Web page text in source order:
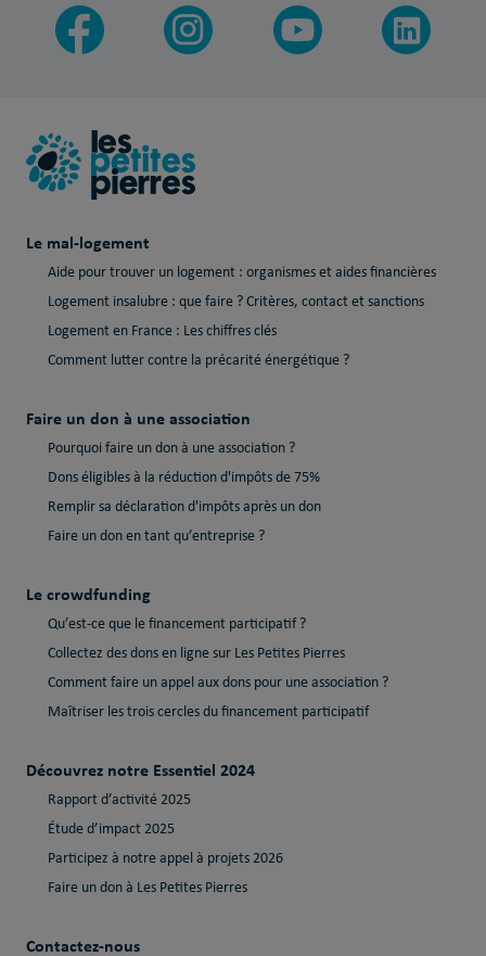
Le mal-logement
Aide pour trouver un logement : organismes et aides financières
Logement insalubre : que faire ? Critères, contact et sanctions
Logement en France : Les chiffres clés
Comment lutter contre la précarité énergétique ?
Faire un don à une association
Pourquoi faire un don à une association ?
Dons éligibles à la réduction d'impôts de 75%
Remplir sa déclaration d'impôts après un don
Faire un don en tant qu’entreprise ?
Le crowdfunding
Qu’est-ce que le financement participatif ?
Collectez des dons en ligne sur Les Petites Pierres
Comment faire un appel aux dons pour une association ?
Maîtriser les trois cercles du financement participatif
Découvrez notre Essentiel 2024
Rapport d’activité 2025
Étude d’impact 2025
Participez à notre appel à projets 2026
Faire un don à Les Petites Pierres
Contactez-nous